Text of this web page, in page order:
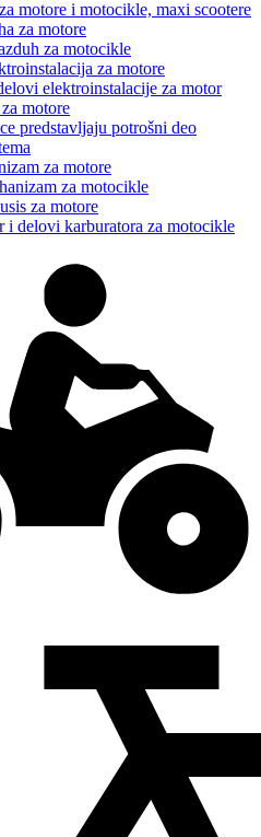
za motore
za motore
motore
za motore
za motore